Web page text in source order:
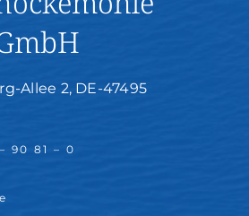
Allee 2, DE-47495
90 81 – 0